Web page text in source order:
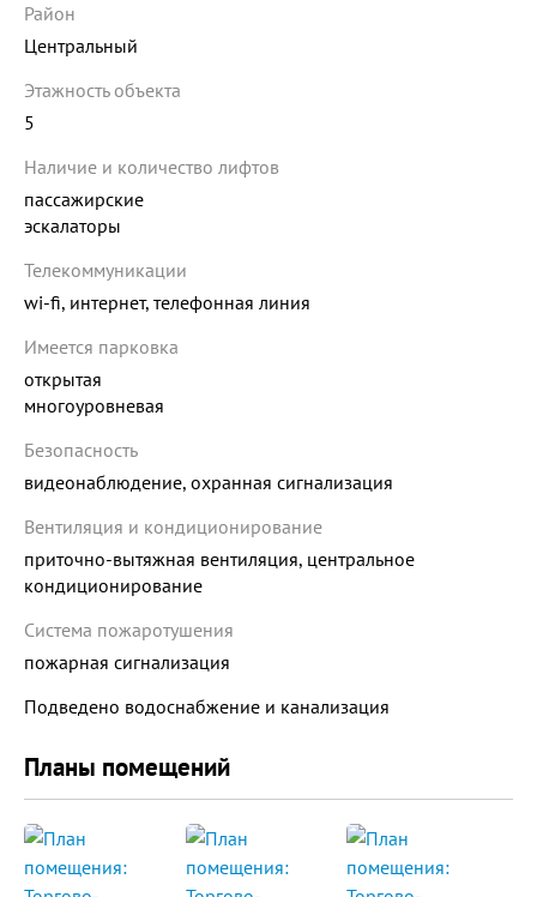
Район
Центральный
Этажность объекта
5
Наличие и количество лифтов
пассажирские
эскалаторы
Телекоммуникации
wi-fi, интернет, телефонная линия
Имеется парковка
открытая
многоуровневая
Безопасность
видеонаблюдение, охранная сигнализация
Вентиляция и кондиционирование
приточно-вытяжная вентиляция, центральное
кондиционирование
Система пожаротушения
пожарная сигнализация
Подведено водоснабжение и канализация
Планы помещений